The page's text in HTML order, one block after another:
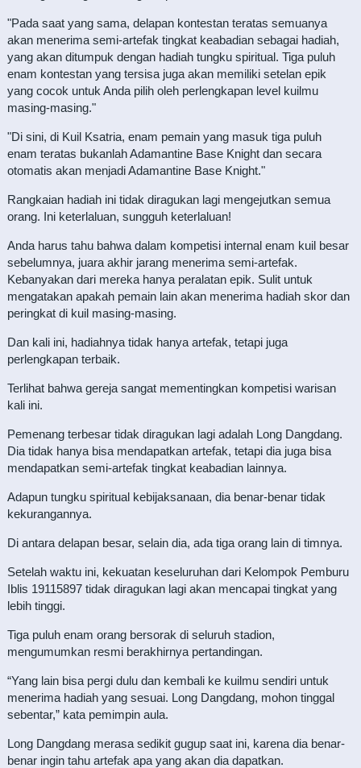
"Pada saat yang sama, delapan kontestan teratas semuanya
akan menerima semi-artefak tingkat keabadian sebagai hadiah,
yang akan ditumpuk dengan hadiah tungku spiritual. Tiga puluh
enam kontestan yang tersisa juga akan memiliki setelan epik
yang cocok untuk Anda pilih oleh perlengkapan level kuilmu
masing-masing."
"Di sini, di Kuil Ksatria, enam pemain yang masuk tiga puluh
enam teratas bukanlah Adamantine Base Knight dan secara
otomatis akan menjadi Adamantine Base Knight."
Rangkaian hadiah ini tidak diragukan lagi mengejutkan semua
orang. Ini keterlaluan, sungguh keterlaluan!
Anda harus tahu bahwa dalam kompetisi internal enam kuil besar
sebelumnya, juara akhir jarang menerima semi-artefak.
Kebanyakan dari mereka hanya peralatan epik. Sulit untuk
mengatakan apakah pemain lain akan menerima hadiah skor dan
peringkat di kuil masing-masing.
Dan kali ini, hadiahnya tidak hanya artefak, tetapi juga
perlengkapan terbaik.
Terlihat bahwa gereja sangat mementingkan kompetisi warisan
kali ini.
Pemenang terbesar tidak diragukan lagi adalah Long Dangdang.
Dia tidak hanya bisa mendapatkan artefak, tetapi dia juga bisa
mendapatkan semi-artefak tingkat keabadian lainnya.
Adapun tungku spiritual kebijaksanaan, dia benar-benar tidak
kekurangannya.
Di antara delapan besar, selain dia, ada tiga orang lain di timnya.
Setelah waktu ini, kekuatan keseluruhan dari Kelompok Pemburu
Iblis 19115897 tidak diragukan lagi akan mencapai tingkat yang
lebih tinggi.
Tiga puluh enam orang bersorak di seluruh stadion,
mengumumkan resmi berakhirnya pertandingan.
“Yang lain bisa pergi dulu dan kembali ke kuilmu sendiri untuk
menerima hadiah yang sesuai. Long Dangdang, mohon tinggal
sebentar,” kata pemimpin aula.
Long Dangdang merasa sedikit gugup saat ini, karena dia benar-
benar ingin tahu artefak apa yang akan dia dapatkan.